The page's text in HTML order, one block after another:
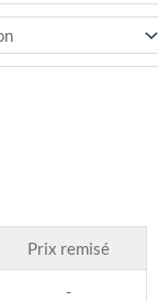
Prix remisé
-